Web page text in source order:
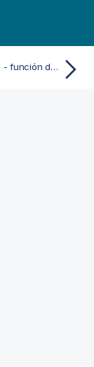
inmonthtodate - función de script y de gráfico